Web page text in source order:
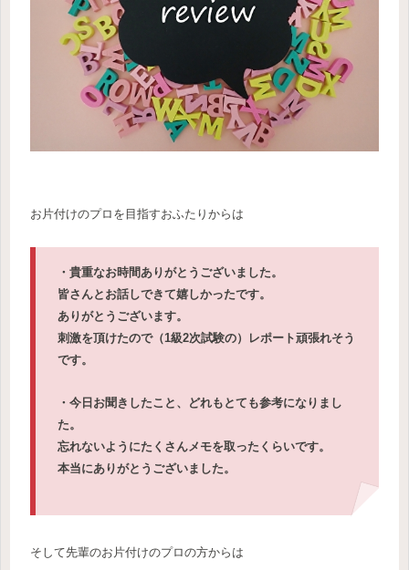
お片付けのプロを目指すおふたりからは
・貴重なお時間ありがとうございました。
皆さんとお話しできて嬉しかったです。
ありがとうございます。
刺激を頂けたので（1級2次試験の）レポート頑張れそう
です。
・今日お聞きしたこと、どれもとても参考になりまし
た。
忘れないようにたくさんメモを取ったくらいです。
本当にありがとうございました。
そして先輩のお片付けのプロの方からは